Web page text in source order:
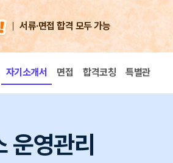
서류·면접 합격 모두 가능
자기소개서 면접 합격코칭 특별관
운영관리